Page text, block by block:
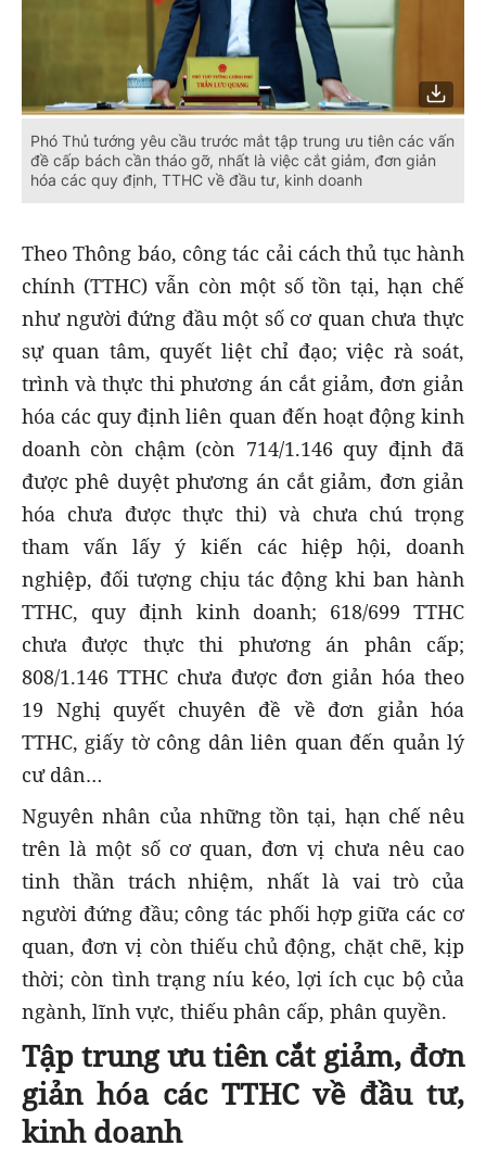
Phó Thủ tướng yêu cầu trước mắt tập trung ưu tiên các vấn
đề cấp bách cần tháo gỡ, nhất là việc cắt giảm, đơn giản
hóa các quy định, TTHC về đầu tư, kinh doanh
Theo Thông báo, công tác cải cách thủ tục hành
chính (TTHC) vẫn còn một số tồn tại, hạn chế
như người đứng đầu một số cơ quan chưa thực
sự quan tâm, quyết liệt chỉ đạo; việc rà soát,
trình và thực thi phương án cắt giảm, đơn giản
hóa các quy định liên quan đến hoạt động kinh
doanh còn chậm (còn 714/1.146 quy định đã
được phê duyệt phương án cắt giảm, đơn giản
hóa chưa được thực thi) và chưa chú trọng
tham vấn lấy ý kiến các hiệp hội, doanh
nghiệp, đối tượng chịu tác động khi ban hành
TTHC, quy định kinh doanh; 618/699 TTHC
chưa được thực thi phương án phân cấp;
808/1.146 TTHC chưa được đơn giản hóa theo
19 Nghị quyết chuyên đề về đơn giản hóa
TTHC, giấy tờ công dân liên quan đến quản lý
cư dân…
Nguyên nhân của những tồn tại, hạn chế nêu
trên là một số cơ quan, đơn vị chưa nêu cao
tinh thần trách nhiệm, nhất là vai trò của
người đứng đầu; công tác phối hợp giữa các cơ
quan, đơn vị còn thiếu chủ động, chặt chẽ, kịp
thời; còn tình trạng níu kéo, lợi ích cục bộ của
ngành, lĩnh vực, thiếu phân cấp, phân quyền.
Tập trung ưu tiên cắt giảm, đơn
giản hóa các TTHC về đầu tư,
kinh doanh